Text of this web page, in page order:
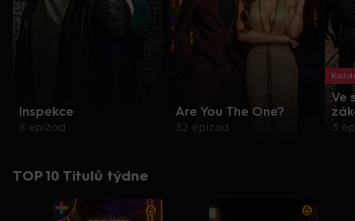
Inspekce
8 epizod
Are You The One?
32 epizod
Ve
3
TOP 10 Titulů týdne